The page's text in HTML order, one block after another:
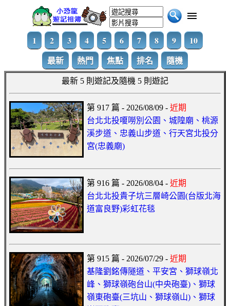
1 2 3 4 5 6 7 8 9
10
最新
熱門 焦點 排名 隨機
最新 5 則遊記及隨機 5 則遊記
第 917 篇 - 2026/08/09 - 近期
台北北投嗄嘮別公園、城隍廟、桃源
溪步道、忠義山步道、行天宮北投分
宮(忠義廟)
第 916 篇 - 2026/08/04 - 近期
台北北投貴子坑三層崎公園(台版北海
道富良野)彩虹花毯
第 915 篇 - 2026/07/29 - 近期
基隆劉銘傳隧道、平安宮、獅球嶺北
峰、獅球嶺砲台山(中央砲臺)、獅球
嶺東砲臺(三坑山、獅球嶺山)、獅球